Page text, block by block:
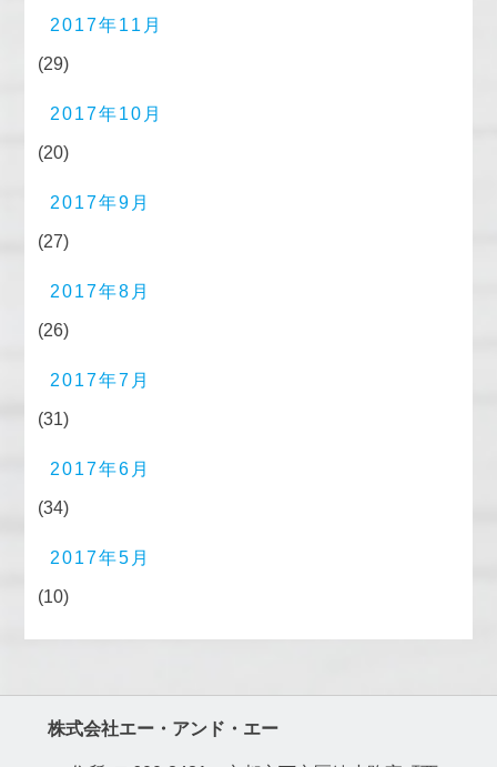
2017年11月
(29)
2017年10月
(20)
2017年9月
(27)
2017年8月
(26)
2017年7月
(31)
2017年6月
(34)
2017年5月
(10)
株式会社エー・アンド・エー